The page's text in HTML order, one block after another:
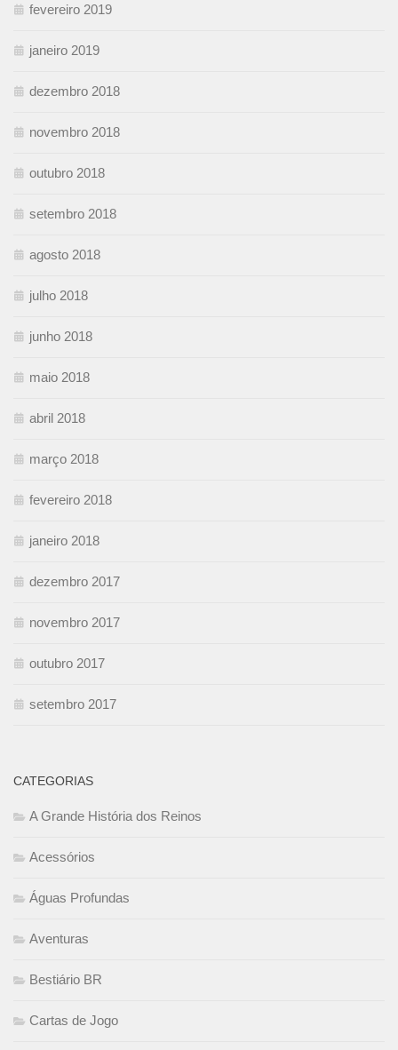
fevereiro 2019
janeiro 2019
dezembro 2018
novembro 2018
outubro 2018
setembro 2018
agosto 2018
julho 2018
junho 2018
maio 2018
abril 2018
março 2018
fevereiro 2018
janeiro 2018
dezembro 2017
novembro 2017
outubro 2017
setembro 2017
CATEGORIAS
A Grande História dos Reinos
Acessórios
Águas Profundas
Aventuras
Bestiário BR
Cartas de Jogo